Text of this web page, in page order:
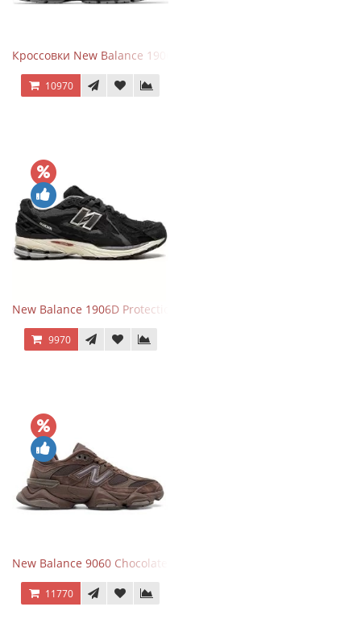
Кроссовки New Balance 1906R Brighton Grey
10970
New Balance 1906D Protection Pack Black черные
9970
New Balance 9060 Chocolate Brown
11770